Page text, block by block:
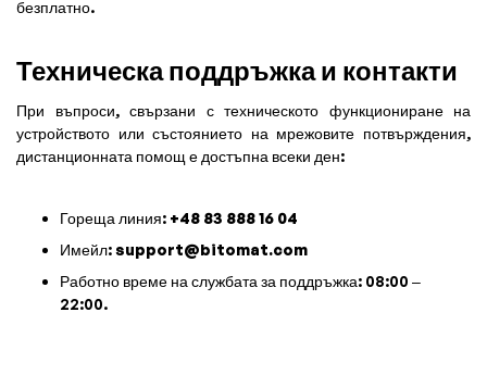
безплатно.
Техническа поддръжка и контакти
При въпроси, свързани с техническото функциониране на
устройството или състоянието на мрежовите потвърждения,
дистанционната помощ е достъпна всеки ден:
Гореща линия: +48 83 888 16 04
Имейл:support@bitomat.com
Работно време на службата за поддръжка: 08:00 –
22:00.